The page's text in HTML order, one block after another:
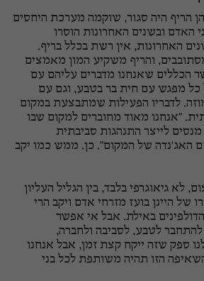
הריף היה סגור, שוקמה מערכת היחסים
האדם ובשנים האחרונות הוסרו
האחרונות, אין רשת בכלל בריף.
והריף משקיע המון מאמצים
הכללים שאנחנו מדברים עליהם עם
כל מפגש עם חית בר בטבע, וגם עם
לדבריו הפעילות שמתבצעת במקום
"אנחנו מאוד מחוברים למקום שבו
לייצר התנהגות סביבתית
האג'נדה של המקום". כן. ממש כמו יקב
לא גיאוגרפי בלבד, בין הגליל העליון
של היינן בועז מזרחי אדם ויקב הרי
באילת. אבל אי אפשר
לטבע, לסביבה ולחברה,
ספק שזה ייקח קצת זמן, אבל אנחנו
הזו תהיה משותפת לכל בני